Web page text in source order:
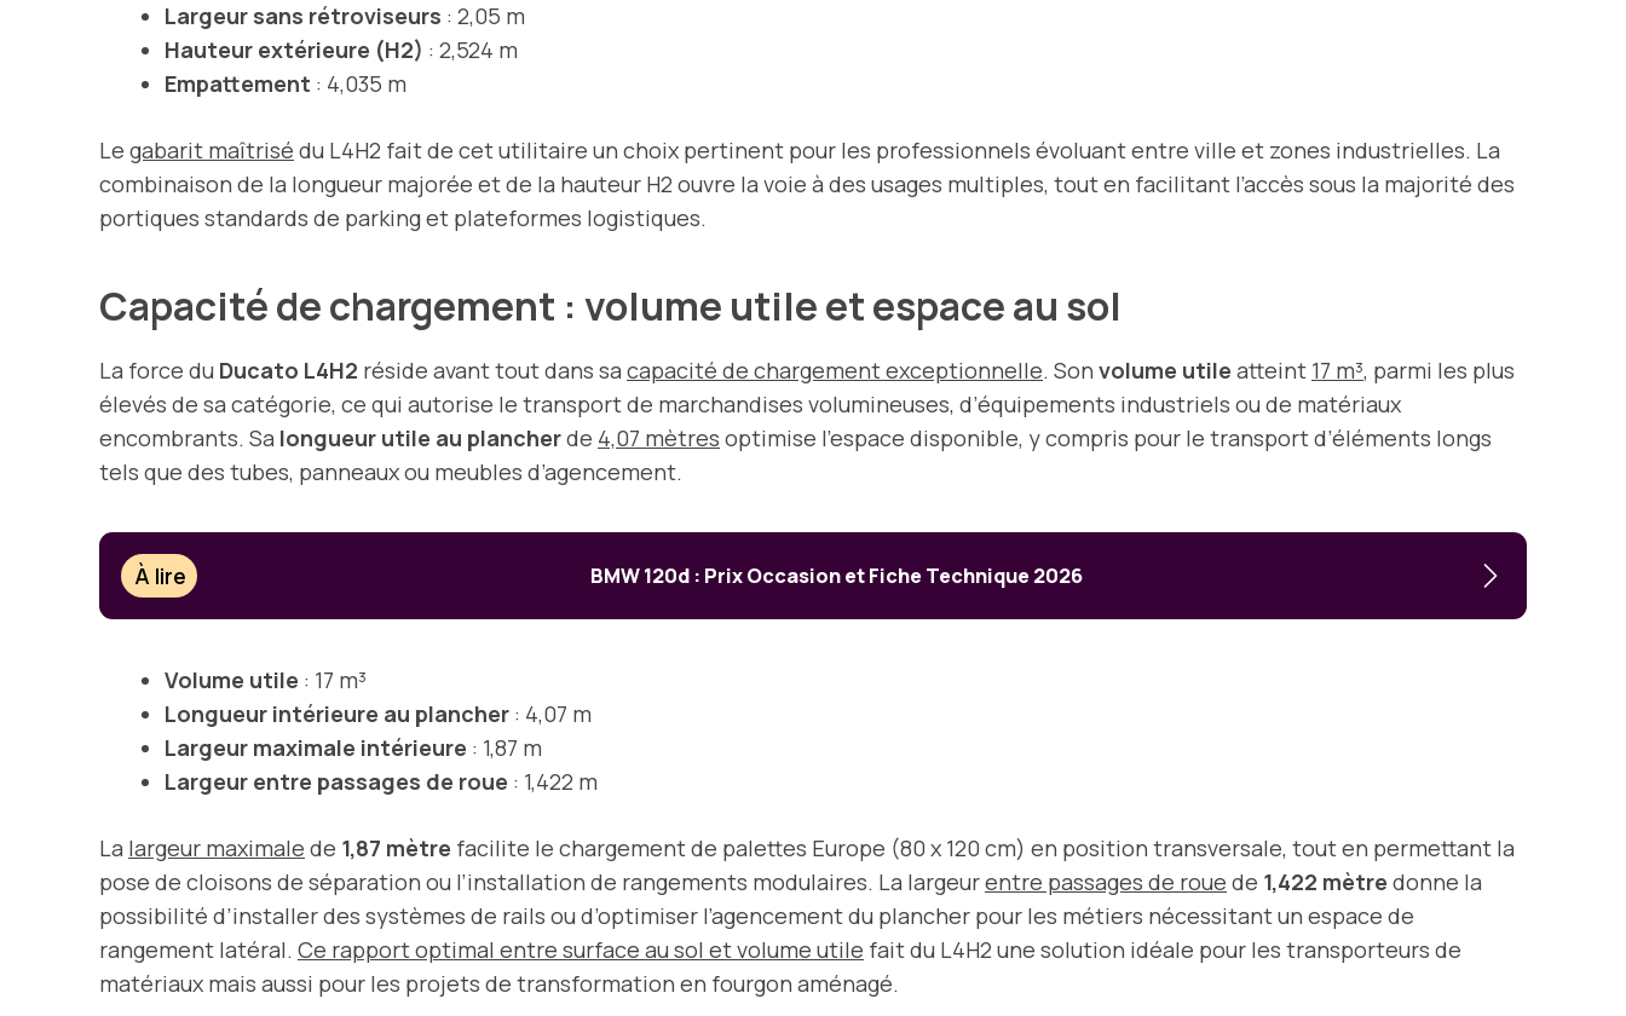
Largeur sans rétroviseurs : 2,05 m
Hauteur extérieure (H2) : 2,524 m
Empattement : 4,035 m
Le gabarit maîtrisé du L4H2 fait de cet utilitaire un choix pertinent pour les professionnels évoluant entre ville et zones industrielles. La
combinaison de la longueur majorée et de la hauteur H2 ouvre la voie à des usages multiples, tout en facilitant l’accès sous la majorité des
portiques standards de parking et plateformes logistiques.
Capacité de chargement : volume utile et espace au sol
La force du Ducato L4H2 réside avant tout dans sa capacité de chargement exceptionnelle. Son volume utile atteint 17 m³, parmi les plus
élevés de sa catégorie, ce qui autorise le transport de marchandises volumineuses, d’équipements industriels ou de matériaux
encombrants. Sa longueur utile au plancherde 4,07 mètres optimise l’espace disponible, y compris pour le transport d’éléments longs
tels que des tubes, panneaux ou meubles d’agencement.
À lire BMW 120d : Prix Occasion et Fiche Technique 2026
Volume utile : 17 m³
Longueur intérieure au plancher : 4,07 m
Largeur maximale intérieure : 1,87 m
Largeur entre passages de roue : 1,422 m
La largeur maximale de 1,87 mètre facilite le chargement de palettes Europe (80 x 120 cm) en position transversale, tout en permettant la
pose de cloisons de séparation ou l’installation de rangements modulaires. La largeurentre passages de roue de 1,422 mètre donne la
possibilité d’installer des systèmes de rails ou d’optimiser l’agencement du plancher pour les métiers nécessitant un espace de
rangement latéral. Ce rapport optimal entre surface au sol et volume utile fait du L4H2 une solution idéale pour les transporteurs de
matériaux mais aussi pour les projets de transformation en fourgon aménagé.